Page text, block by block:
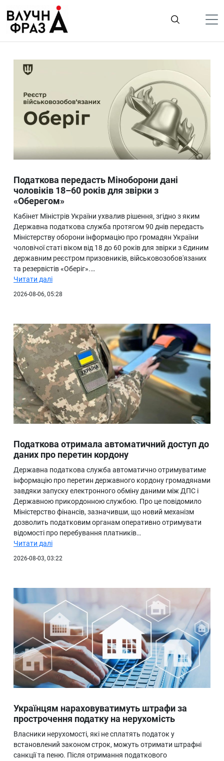
содержимому
Гроші
Життя
Лайфстайл
ТехноНаука
Людина
Ukraine
Про нас
Податкова передасть Міноборони дані
чоловіків 18–60 років для звірки з
«Оберегом»
Кабінет Міністрів України ухвалив рішення, згідно з яким
Державна податкова служба протягом 90 днів передасть
Міністерству оборони інформацію про громадян України
чоловічої статі віком від 18 до 60 років для звірки з Єдиним
державним реєстром призовників, військовозобов'язаних
та резервістів «Оберіг».…
Читати далі
2026-08-06, 05:28
Податкова отримала автоматичний доступ до
даних про перетин кордону
Державна податкова служба автоматично отримуватиме
інформацію про перетин державного кордону громадянами
завдяки запуску електронного обміну даними між ДПС і
Державною прикордонною службою. Про це повідомило
Міністерство фінансів, зазначивши, що новий механізм
дозволить податковим органам оперативно отримувати
відомості про перебування платників…
Читати далі
2026-08-03, 03:22
Українцям нараховуватимуть штрафи за
прострочення податку на нерухомість
Власники нерухомості, які не сплатять податок у
встановлений законом строк, можуть отримати штрафні
санкції та пеню. Після отримання податкового